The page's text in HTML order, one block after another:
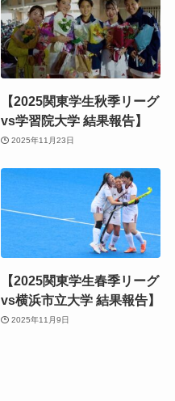
【2025関東学生秋季リーグ
vs学習院大学 結果報告】
2025年11月23日
【2025関東学生春季リーグ
vs横浜市立大学 結果報告】
2025年11月9日